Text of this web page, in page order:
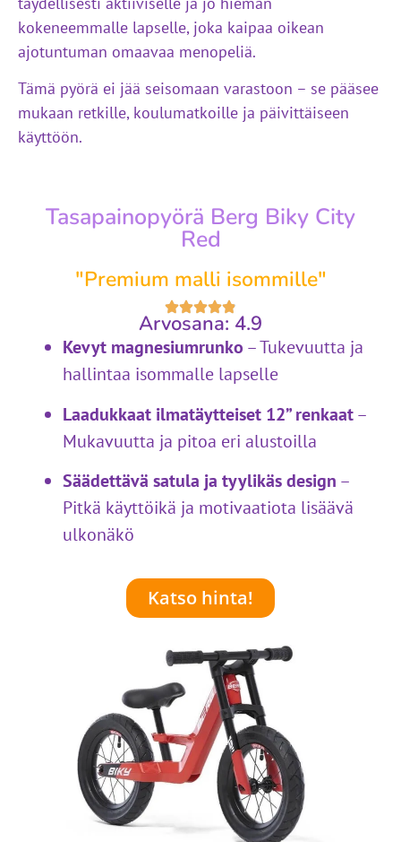
kokeneemmalle lapselle, joka kaipaa oikean
ajotuntuman omaavaa menopeliä.
Tämä pyörä ei jää seisomaan varastoon – se pääsee
mukaan retkille, koulumatkoille ja päivittäiseen
käyttöön.
Tasapainopyörä Berg Biky City
Red
"Premium malli isommille"
Arvosana: 4.9
Kevyt magnesiumrunko – Tukevuutta ja
hallintaa isommalle lapselle
Laadukkaat ilmatäytteiset 12” renkaat–
Mukavuutta ja pitoa eri alustoilla
Säädettävä satula ja tyylikäs design –
Pitkä käyttöikä ja motivaatiota lisäävä
ulkonäkö
Katso hinta!